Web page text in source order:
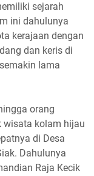
sejarah
ini dahulunya
kerajaan dengan
dan keris di
lama
orang
wisata kolam hijau
di Desa
Dahulunya
Raja Kecik